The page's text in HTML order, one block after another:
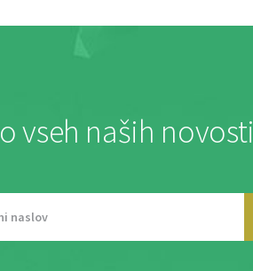
o vseh naših